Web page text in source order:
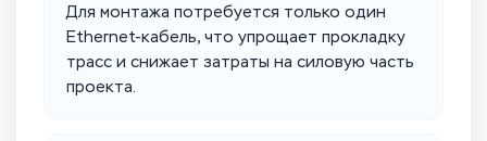
Для монтажа потребуется только один
Ethernet-кабель, что упрощает прокладку
трасс и снижает затраты на силовую часть
проекта.